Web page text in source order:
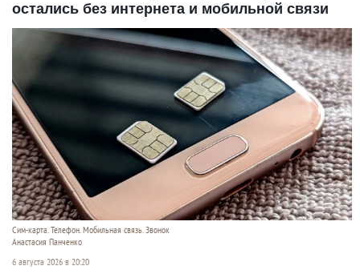
остались без интернета и мобильной связи
Сим-карта. Телефон. Мобильная связь. Звонок
Анастасия Панченко
6 августа 2026 в 20:20